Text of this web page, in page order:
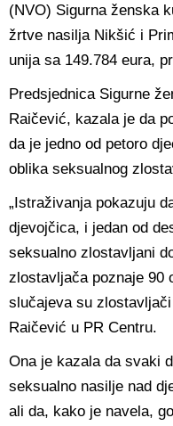
(NVO) Sigurna ženska
žrtve nasilja Nikšić i
unija sa 149.784 eura,
Predsjednica Sigurne
Raičević, kazala je da
da je jedno od petoro
oblika seksualnog
„Istraživanja pokazuju
djevojčica, i jedan od
seksualno zlostavljani
zlostavljača poznaje 90
slučajeva su
Raičević u PR Centru.
Ona je kazala da svaki
seksualno nasilje nad
ali da, kako je navela,